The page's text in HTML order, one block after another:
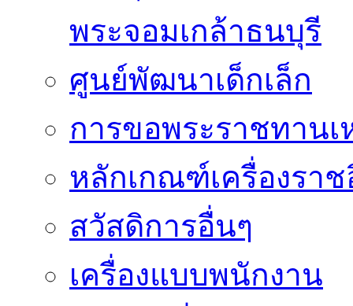
พระจอมเกล้าธนบุรี
ศูนย์พัฒนาเด็กเล็ก
การขอพระราชทาน
หลักเกณฑ์เครื่องรา
สวัสดิการอื่นๆ
เครื่องแบบพนักงาน